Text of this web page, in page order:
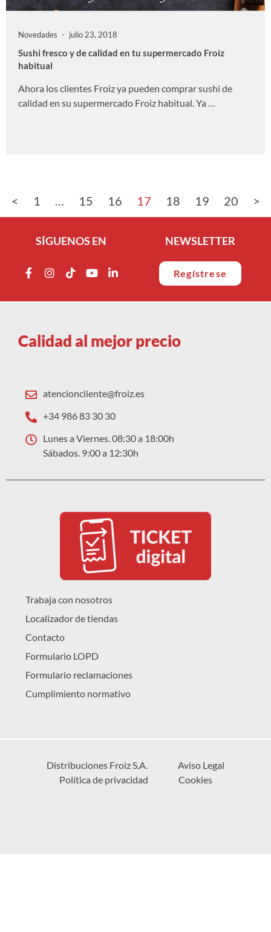
Novedades julio 23, 2018
Sushi fresco y de calidad en tu supermercado Froiz
habitual
Ahora los clientes Froiz ya pueden comprar sushi de
calidad en su supermercado Froiz habitual. Ya …
< 1 15 16 17 18 19 20 >
SÍGUENOS EN NEWSLETTER
Regístrese
Calidad al mejor precio
atencioncliente@froiz.es
+34 986 83 30 30
Lunes a Viernes. 08:30 a 18:00h
Sábados. 9:00 a 12:30h
Trabaja con nosotros
Localizador de tiendas
Contacto
Formulario LOPD
Formulario reclamaciones
Cumplimiento normativo
Distribuciones Froiz S.A.
Aviso Legal
Política de privacidad
Cookies